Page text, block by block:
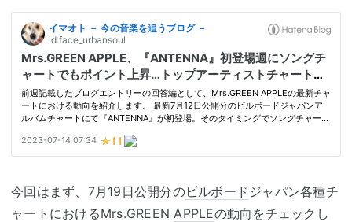
今回はまず、7月19日公開分のビルボード ジャパン各種チ
ャートにおけるMrs.GREENAPPLEの動向をチェックし